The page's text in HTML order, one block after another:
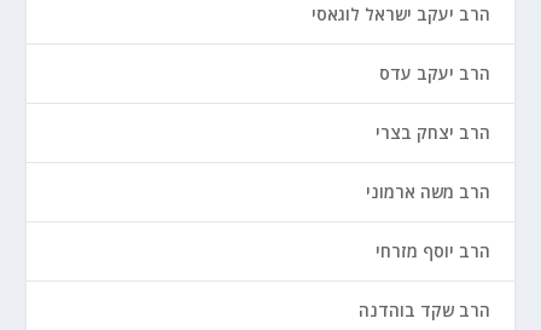
הרב יעקב ישראל לוגאסי
הרב יעקב עדס
הרב יצחק בצרי
הרב משה ארמוני
הרב יוסף מזרחי
הרב שקד בוהדנה